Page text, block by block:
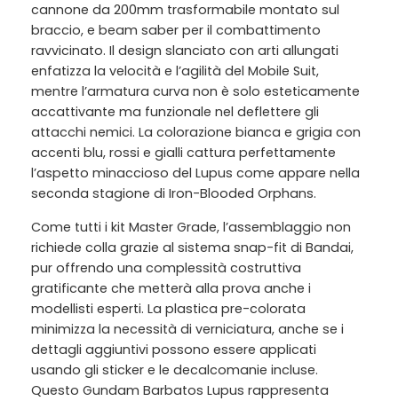
cannone da 200mm trasformabile montato sul
braccio, e beam saber per il combattimento
ravvicinato. Il design slanciato con arti allungati
enfatizza la velocità e l’agilità del Mobile Suit,
mentre l’armatura curva non è solo esteticamente
accattivante ma funzionale nel deflettere gli
attacchi nemici. La colorazione bianca e grigia con
accenti blu, rossi e gialli cattura perfettamente
l’aspetto minaccioso del Lupus come appare nella
seconda stagione di Iron-Blooded Orphans.
Come tutti i kit Master Grade, l’assemblaggio non
richiede colla grazie al sistema snap-fit di Bandai,
pur offrendo una complessità costruttiva
gratificante che metterà alla prova anche i
modellisti esperti. La plastica pre-colorata
minimizza la necessità di verniciatura, anche se i
dettagli aggiuntivi possono essere applicati
usando gli sticker e le decalcomanie incluse.
Questo Gundam Barbatos Lupus rappresenta